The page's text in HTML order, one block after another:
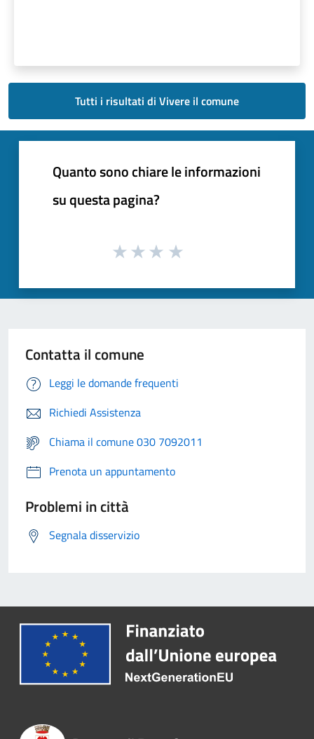
Tutti i risultati di Vivere il comune
Quanto sono chiare le informazioni
su questa pagina?
Contatta il comune
Leggi le domande frequenti
Richiedi Assistenza
Chiama il comune 030 7092011
Prenota un appuntamento
Problemi in città
Segnala disservizio